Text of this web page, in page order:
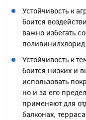
Устойчивость к
боится
важно избегать
поливинилхлорид.
Устойчивость к
боится низких и
использовать
но и за его
применяют для
балконах,